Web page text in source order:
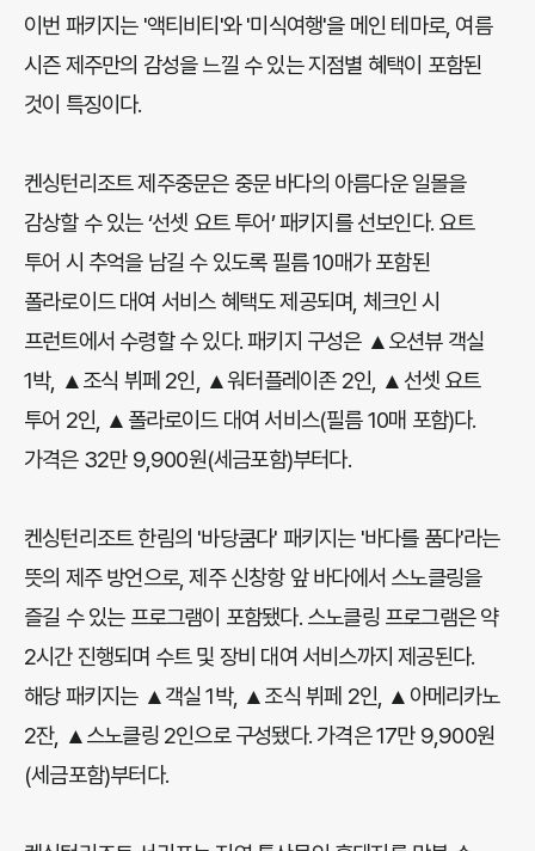
이번 패키지는 '액티비티'와 '미식여행'을 메인 테마로, 여름
시즌 제주만의 감성을 느낄 수 있는 지점별 혜택이 포함된
것이 특징이다.
켄싱턴리조트 제주중문은 중문 바다의 아름다운 일몰을
감상할 수 있는 ‘선셋 요트 투어’ 패키지를 선보인다. 요트
투어 시 추억을 남길 수 있도록 필름 10매가 포함된
폴라로이드 대여 서비스 혜택도 제공되며, 체크인 시
프런트에서 수령할 수 있다. 패키지 구성은 ▲오션뷰 객실
1박, ▲조식 뷔페 2인, ▲워터플레이존 2인, ▲선셋 요트
투어 2인, ▲폴라로이드 대여 서비스(필름 10매 포함)다.
가격은 32만 9,900원(세금포함)부터다.
켄싱턴리조트 한림의 '바당쿰다' 패키지는 '바다를 품다'라는
뜻의 제주 방언으로, 제주 신창항 앞 바다에서 스노클링을
즐길 수 있는 프로그램이 포함됐다. 스노클링 프로그램은 약
2시간 진행되며 수트 및 장비 대여 서비스까지 제공된다.
해당 패키지는 ▲객실 1박, ▲조식 뷔페 2인, ▲아메리카노
2잔, ▲스노클링 2인으로 구성됐다. 가격은 17만 9,900원
(세금포함)부터다.